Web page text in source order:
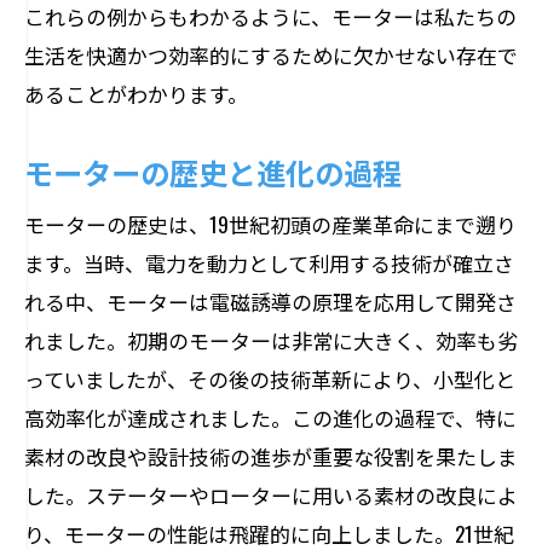
工場で重要視されるモーターの役割
公共施設におけるモーターの応用
分野別モーターの用途と特性
モーターが支える私たちの生活基盤
モーターの維持管理適切なメンテナンス方法
モーターの基本的なメンテナンス手順
長寿命を実現するためのポイント
故障を防ぐための予防策
定期的な点検とその重要性
プロと素人では異なるメンテナンス方法
メンテナンスの失敗例から学ぶ
これらの例からもわかるように、モーターは私たちの
生活を快適かつ効率的にするために欠かせない存在で
あることがわかります。
モーターの歴史と進化の過程
モーターの歴史は、19世紀初頭の産業革命にまで遡り
ます。当時、電力を動力として利用する技術が確立さ
れる中、モーターは電磁誘導の原理を応用して開発さ
れました。初期のモーターは非常に大きく、効率も劣
っていましたが、その後の技術革新により、小型化と
高効率化が達成されました。この進化の過程で、特に
素材の改良や設計技術の進歩が重要な役割を果たしま
した。ステーターやローターに用いる素材の改良によ
り、モーターの性能は飛躍的に向上しました。21世紀